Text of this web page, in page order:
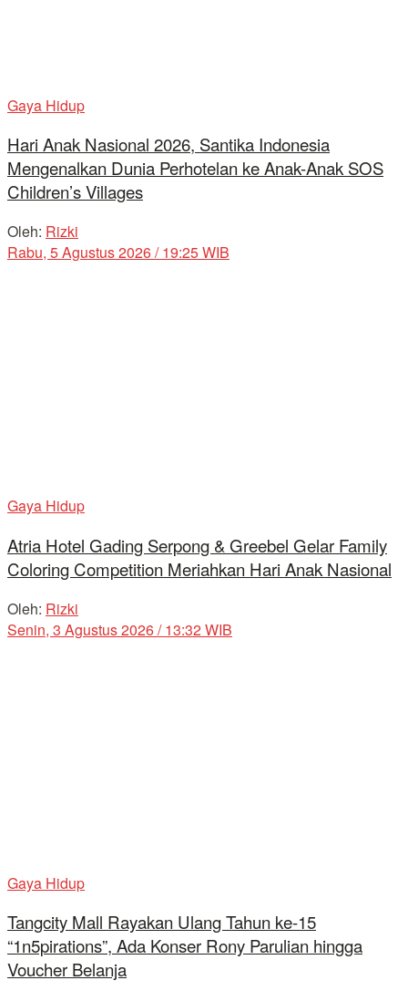
Gaya Hidup
Hari Anak Nasional 2026, Santika Indonesia
Mengenalkan Dunia Perhotelan ke Anak-Anak SOS
Children’s Villages
Oleh: Rizki
Rabu, 5 Agustus 2026 / 19:25 WIB
Gaya Hidup
Atria Hotel Gading Serpong & Greebel Gelar Family
Coloring Competition Meriahkan Hari Anak Nasional
Oleh: Rizki
Senin, 3 Agustus 2026 / 13:32 WIB
Gaya Hidup
Tangcity Mall Rayakan Ulang Tahun ke-15
“1n5pirations”, Ada Konser Rony Parulian hingga
Voucher Belanja